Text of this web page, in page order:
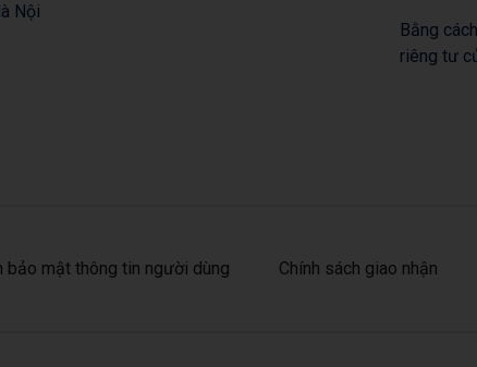
Nội
Bằng
riêng tư
bảo mật thông tin người dùng Chính sách giao nhận